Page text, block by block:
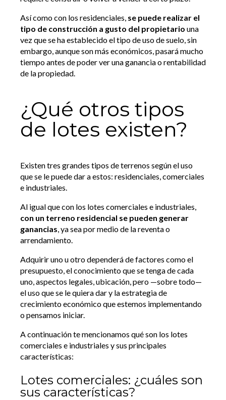
Así como con los residenciales, se puede realizar el
tipo de construcción a gusto del propietario una
vez que se ha establecido el tipo de uso de suelo, sin
embargo, aunque son más económicos, pasará mucho
tiempo antes de poder ver una ganancia o rentabilidad
de la propiedad.
¿Qué otros tipos
de lotes existen?
Existen tres grandes tipos de terrenos según el uso
que se le puede dar a estos: residenciales, comerciales
e industriales.
Al igual que con los lotes comerciales e industriales,
con un terreno residencial se pueden generar
ganancias, ya sea por medio de la reventa o
arrendamiento.
Adquirir uno u otro dependerá de factores como el
presupuesto, el conocimiento que se tenga de cada
uno, aspectos legales, ubicación, pero —sobre todo—
el uso que se le quiera dar y la estrategia de
crecimiento económico que estemos implementando
o pensamos iniciar.
A continuación te mencionamos qué son los lotes
comerciales e industriales y sus principales
características:
Lotes comerciales: ¿cuáles son
sus características?